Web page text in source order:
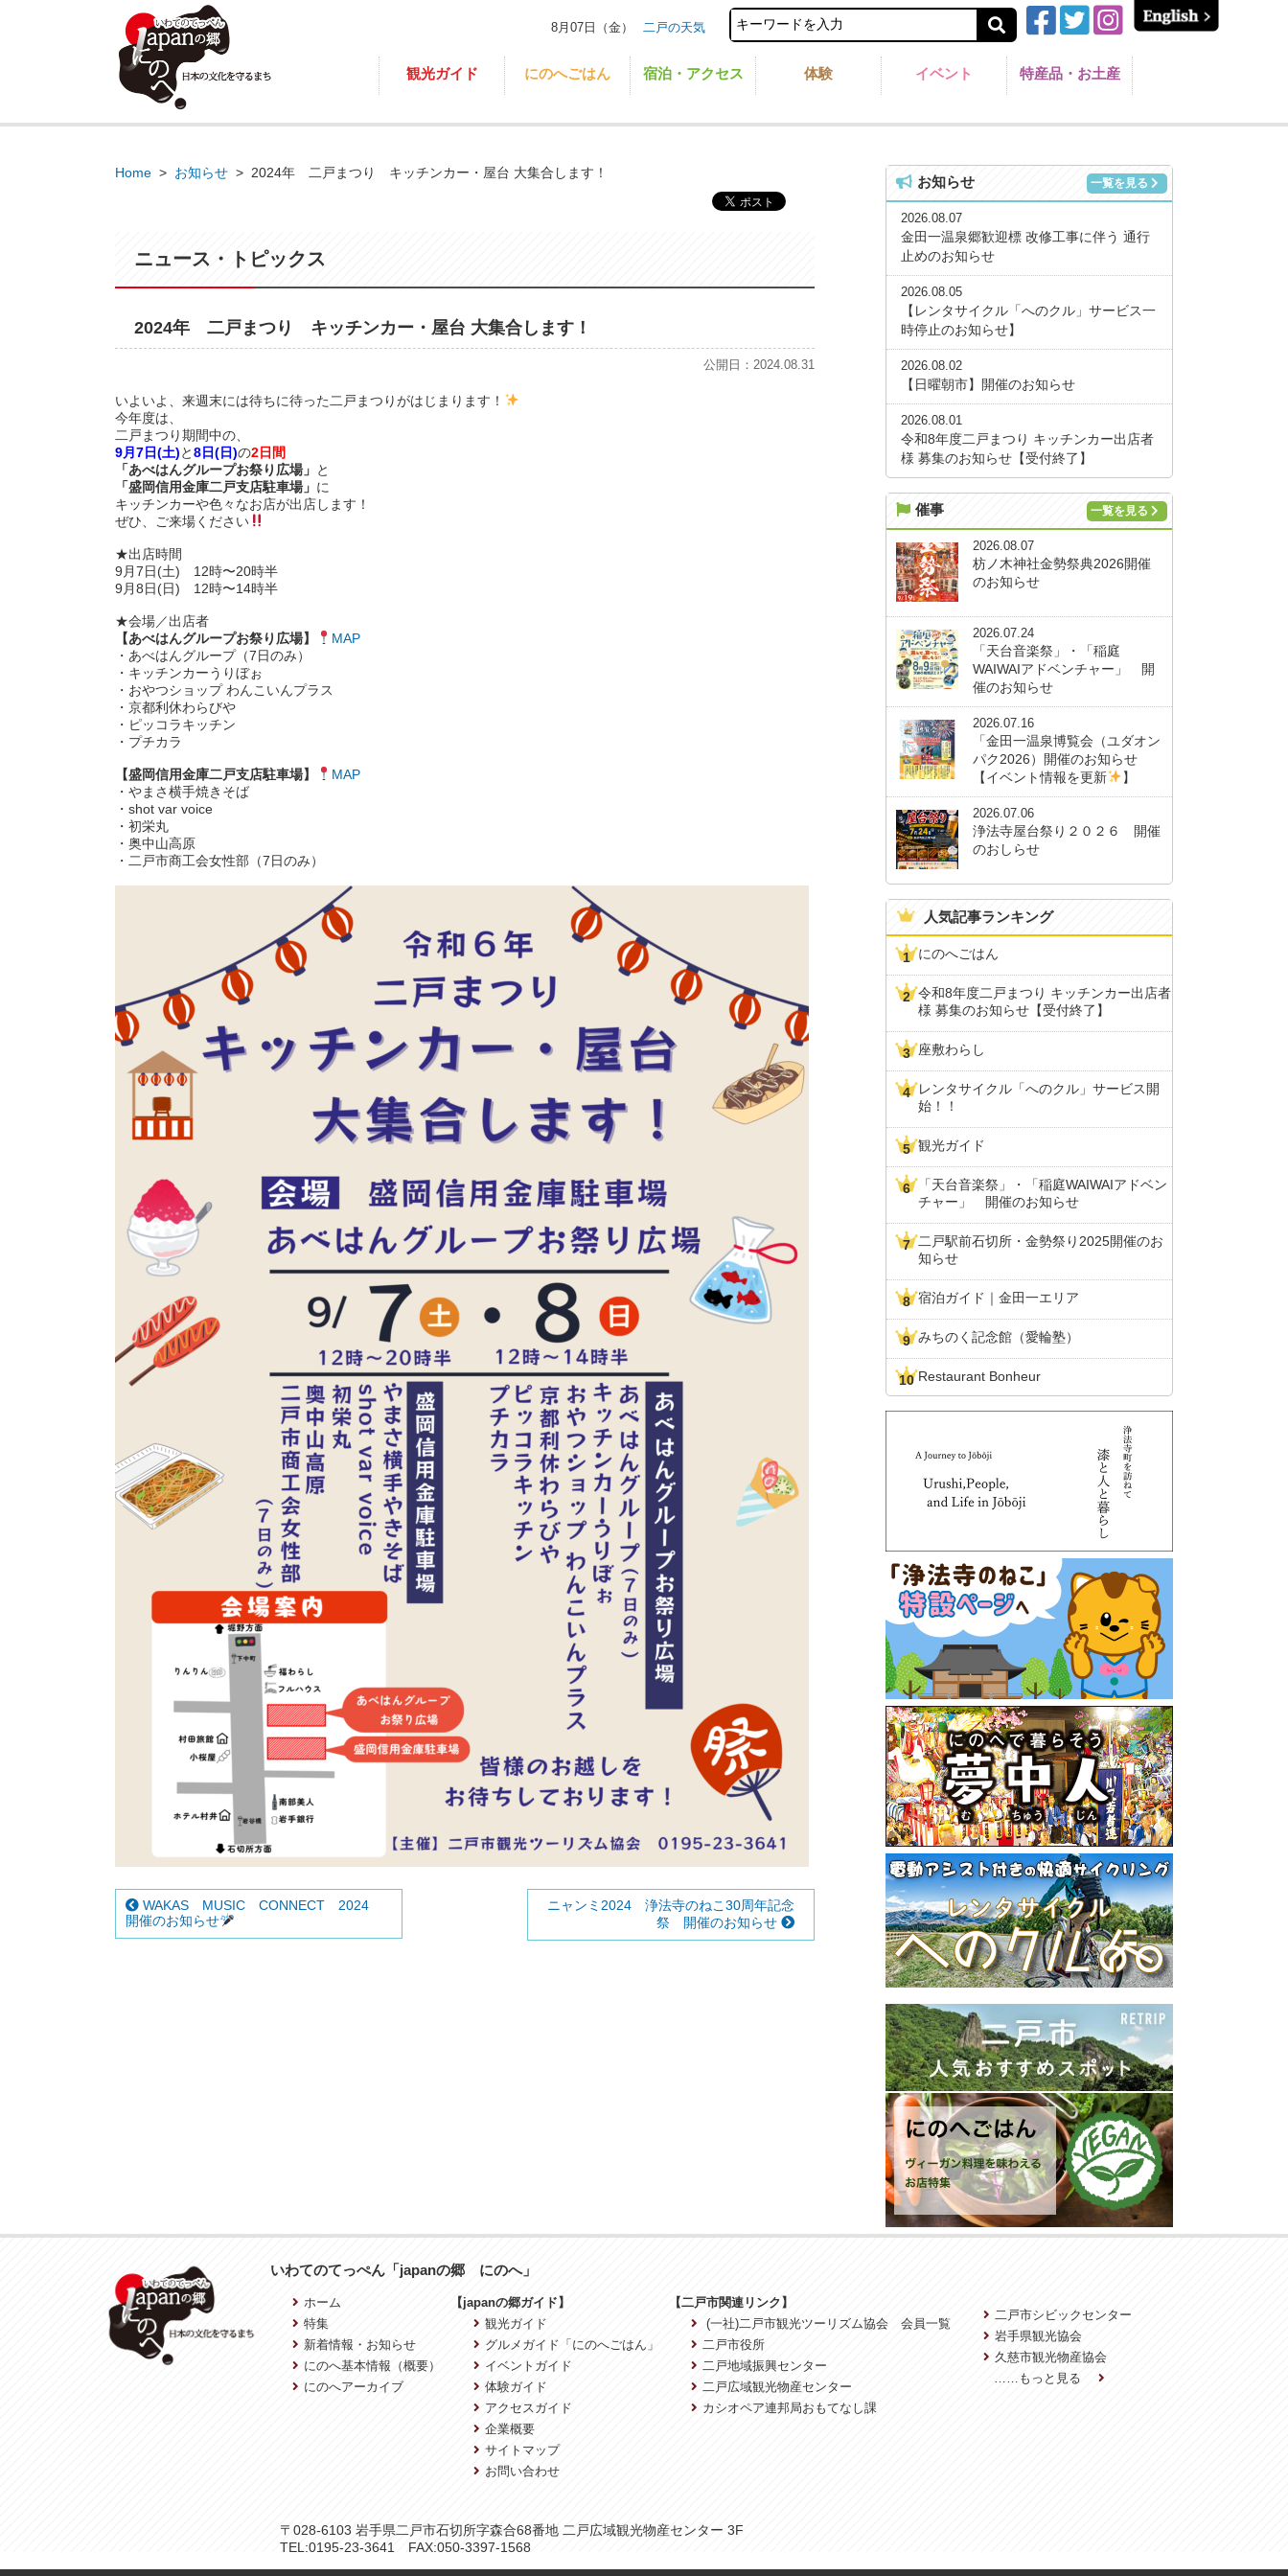
8月07日（金） 二戸の天気
観光ガイド にのへごはん 宿泊・アクセス 体験 イベント 特産品・お土産
Home > お知らせ > 2024年 二戸まつり キッチンカー・屋台 大集合します！
ニュース・トピックス
2024年 二戸まつり キッチンカー・屋台 大集合します！
公開日：2024.08.31
いよいよ、来週末には待ちに待った二戸まつりがはじまります！
今年度は、
二戸まつり期間中の、
9月7日(土)と8日(日)の2日間
「あべはんグループお祭り広場」 と
「盛岡信用金庫二戸支店駐車場」 に
キッチンカーや色々なお店が出店します！
ぜひ、ご来場ください
★出店時間
9月7日(土) 12時〜20時半
9月8日(日) 12時〜14時半
★会場／出店者
【あべはんグループお祭り広場】
MAP
・あべはんグループ（7日のみ）
・キッチンカーうりぼぉ
・おやつショップ わんこいんプラス
・京都利休わらびや
・ピッコラキッチン
・プチカラ
【盛岡信用金庫二戸支店駐車場】
MAP
・やまさ横手焼きそば
・shot var voice
・初栄丸
・奥中山高原
・二戸市商工会女性部（7日のみ）
WAKAS MUSIC CONNECT 2024
開催のお知らせ
ニャンミ2024 浄法寺のねこ30周年記念
祭 開催のお知らせ
お知らせ 一覧を見る
2026.08.07
金田一温泉郷歓迎標 改修工事に伴う 通行
止めのお知らせ
2026.08.05
【レンタサイクル「へのクル」サービス一
時停止のお知らせ】
2026.08.02
【日曜朝市】開催のお知らせ
2026.08.01
令和8年度二戸まつり キッチンカー出店者
様 募集のお知らせ【受付終了】
催事 一覧を見る
2026.08.07
枋ノ木神社金勢祭典2026開催
のお知らせ
2026.07.24
「天台音楽祭」・「稲庭
WAIWAIアドベンチャー」 開
催のお知らせ
2026.07.16
「金田一温泉博覧会（ユダオン
パク2026）開催のお知らせ
【イベント情報を更新
】
2026.07.06
浄法寺屋台祭り２０２６ 開催
のおしらせ
人気記事ランキング
にのへごはん
令和8年度二戸まつり キッチンカー出店者
様 募集のお知らせ【受付終了】
座敷わらし
レンタサイクル「へのクル」サービス開
始！！
観光ガイド
「天台音楽祭」・「稲庭WAIWAIアドベン
チャー」 開催のお知らせ
二戸駅前石切所・金勢祭り2025開催のお
知らせ
宿泊ガイド｜金田一エリア
みちのく記念館（愛輪塾）
Restaurant Bonheur
いわてのてっぺん「japanの郷 にのへ」
ホーム
特集
新着情報・お知らせ
にのへ基本情報（概要）
にのへアーカイブ
【japanの郷ガイド】
観光ガイド
グルメガイド「にのへごはん」
イベントガイド
体験ガイド
アクセスガイド
企業概要
サイトマップ
お問い合わせ
【二戸市関連リンク】
(一社)二戸市観光ツーリズム協会 会員一覧
二戸市役所
二戸地域振興センター
二戸広域観光物産センター
カシオペア連邦局おもてなし課
二戸市シビックセンター
岩手県観光協会
久慈市観光物産協会
……もっと見る
〒028-6103 岩手県二戸市石切所字森合68番地 二戸広域観光物産センター 3F
TEL:0195-23-3641 FAX:050-3397-1568